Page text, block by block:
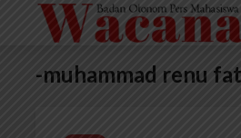
-muhammad renu